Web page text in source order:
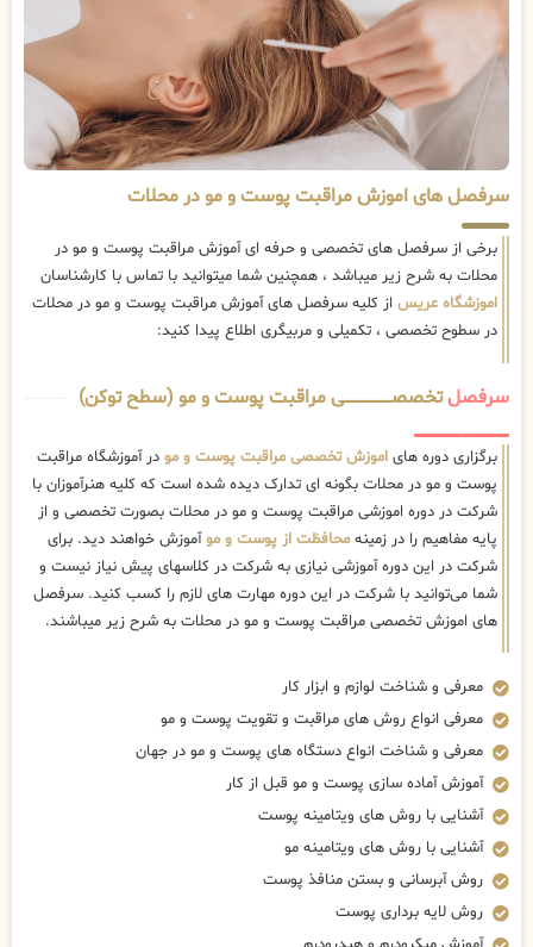
سرفصل های اموزش مراقبت پوست و مو در محلات
برخی از سرفصل های تخصصی و حرفه ای آموزش مراقبت پوست و مو در
محلات به شرح زیر میباشد ، همچنین شما میتوانید با تماس با کارشناسان
اموزشگاه عریس از کلیه سرفصل های آموزش مراقبت پوست و مو در محلات
در سطوح تخصصی ، تکمیلی و مربیگری اطلاع پیدا کنید:
سرفصلتخصصــــــــــــــــــــی مراقبت پوست و مو (سطح توکن)
برگزاری دوره های اموزش تخصصی مراقبت پوست و مو در آموزشگاه مراقبت
پوست و مو در محلات بگونه ای تدارک دیده شده است که کلیه هنرآموزان با
شرکت در دوره اموزشی مراقبت پوست و مو در محلات بصورت تخصصی و از
پایه مفاهیم را در زمینه محافظت از پوست و موآموزش خواهند دید. برای
شرکت در این دوره آموزشی نیازی به شرکت در کلاسهای پیش نیاز نیست و
شما می‌توانید با شرکت در این دوره مهارت های لازم را کسب کنید. سرفصل
های اموزش تخصصی مراقبت پوست و مو در محلات به شرح زیر میباشند.
معرفی و شناخت لوازم و ابزار کار
معرفی انواع روش های مراقبت و تقویت پوست و مو
معرفی و شناخت انواع دستگاه های پوست و مو در جهان
آموزش آماده سازی پوست و مو قبل از کار
آشنایی با روش های ویتامینه پوست
آشنایی با روش های ویتامینه مو
روش آبرسانی و بستن منافذ پوست
روش لایه برداری پوست